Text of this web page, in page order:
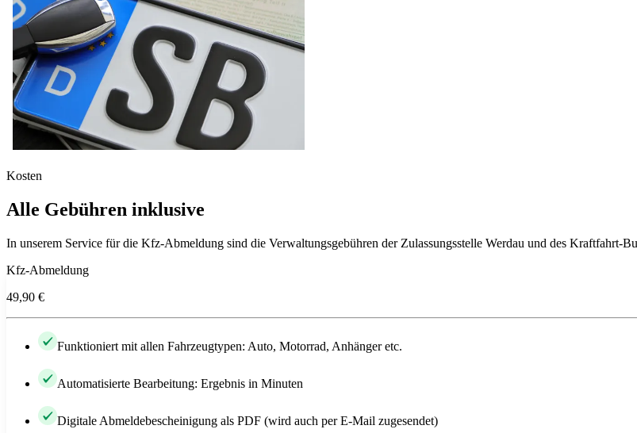
Kosten
Alle Gebühren inklusive
In unserem Service für die Kfz-Abmeldung sind die Verwaltungsgebühren der Zulassungsstelle Werdau und des Kraftfahrt-
Kfz-Abmeldung
49,90 €
Funktioniert mit allen Fahrzeugtypen: Auto, Motorrad, Anhänger etc.
Automatisierte Bearbeitung: Ergebnis in Minuten
Digitale Abmeldebescheinigung als PDF (wird auch per E-Mail zugesendet)